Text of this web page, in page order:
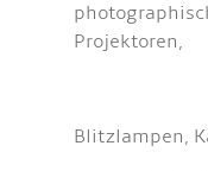
Projektoren,
Blitzlampen,